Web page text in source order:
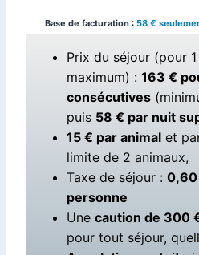
Base de facturation : 58 €
Prix du séjour (pour
maximum) : 163 €
consécutives
puis 58 € par nuit
15 € par animal et
limite de 2 animaux,
Taxe de séjour : 0,60
personne
Une caution de 300
pour tout séjour,